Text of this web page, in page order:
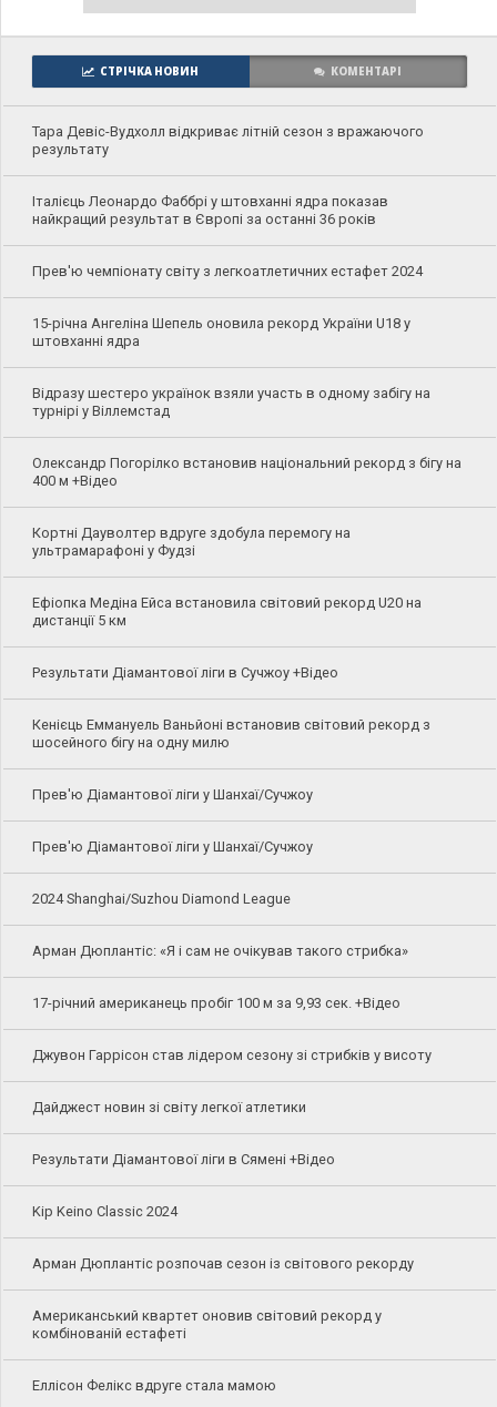
СТРІЧКА НОВИН КОМЕНТАРІ
Тара Девіс-Вудхолл відкриває літній сезон з вражаючого
результату
Італієць Леонардо Фаббрі у штовханні ядра показав
найкращий результат в Європі за останні 36 років
Прев'ю чемпіонату світу з легкоатлетичних естафет 2024
15-річна Ангеліна Шепель оновила рекорд України U18 у
штовханні ядра
Відразу шестеро українок взяли участь в одному забігу на
турнірі у Віллемстад
Олександр Погорілко встановив національний рекорд з бігу на
400 м +Відео
Кортні Дауволтер вдруге здобула перемогу на
ультрамарафоні у Фудзі
Ефіопка Медіна Ейса встановила світовий рекорд U20 на
дистанції 5 км
Результати Діамантової ліги в Сучжоу +Відео
Кенієць Еммануель Ваньйоні встановив світовий рекорд з
шосейного бігу на одну милю
Прев'ю Діамантової ліги у Шанхаї/Сучжоу
Прев'ю Діамантової ліги у Шанхаї/Сучжоу
2024 Shanghai/Suzhou Diamond League
Арман Дюплантіс: «Я і сам не очікував такого стрибка»
17-річний американець пробіг 100 м за 9,93 сек. +Відео
Джувон Гаррісон став лідером сезону зі стрибків у висоту
Дайджест новин зі світу легкої атлетики
Результати Діамантової ліги в Сямені +Відео
Kip Keino Classic 2024
Арман Дюплантіс розпочав сезон із світового рекорду
Американський квартет оновив світовий рекорд у
комбінованій естафеті
Еллісон Фелікс вдруге стала мамою